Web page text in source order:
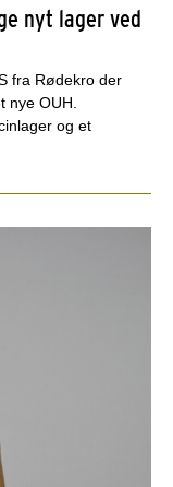
nyt lager ved
fra Rødekro der
nye OUH.
og et